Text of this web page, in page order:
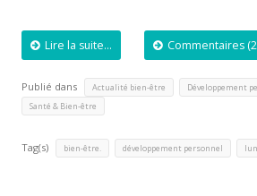
Lire la suite... Commentaires
Publié dans Actualité bien-être Développement
Santé & Bien-être
Tag(s) bien-être. développement personnel